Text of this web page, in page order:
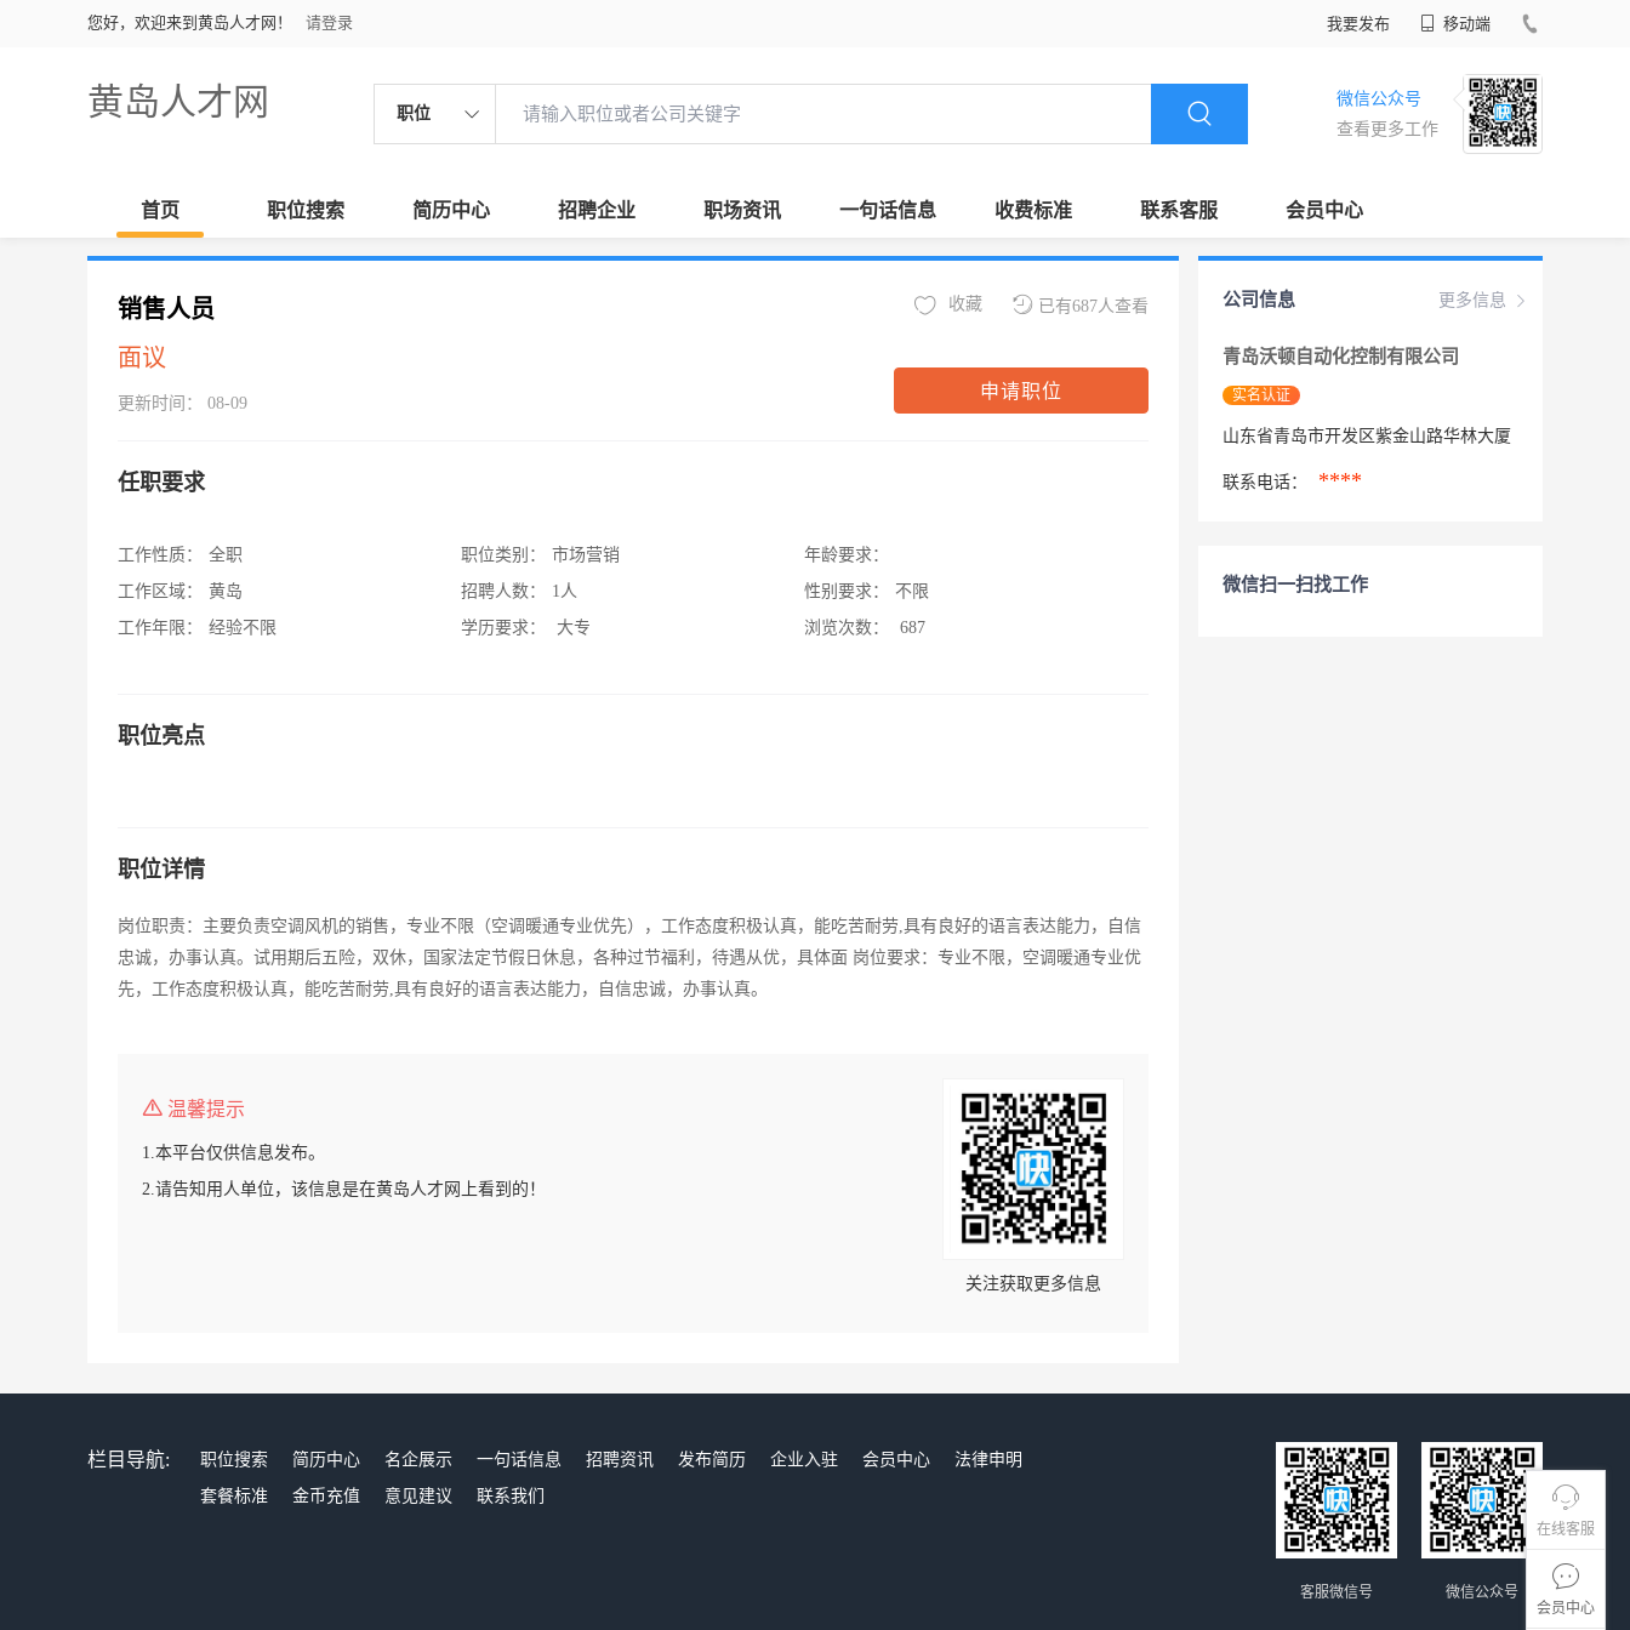
您好，欢迎来到黄岛人才网！ 请登录 我要发布 移动端
黄岛人才网 职位
微信公众号
查看更多工作
首页 职位搜索 简历中心 招聘企业 职场资讯 一句话信息 收费标准 联系客服 会员中心
在线客服
会员中心
销售人员
面议
更新时间： 08-09
已有687人查看
收藏
申请职位
任职要求
工作性质：
全职
工作区域：
黄岛
工作年限：
经验不限
职位类别：
市场营销
招聘人数：
1人
学历要求：
大专
年龄要求：
性别要求：
不限
浏览次数：
687
职位亮点
职位详情
岗位职责：主要负责空调风机的销售，专业不限（空调暖通专业优先），工作态度积极认真，能吃苦耐劳,具有良好的语言表达能力，自信
忠诚，办事认真。试用期后五险，双休，国家法定节假日休息，各种过节福利，待遇从优，具体面 岗位要求：专业不限，空调暖通专业优
先，工作态度积极认真，能吃苦耐劳,具有良好的语言表达能力，自信忠诚，办事认真。
温馨提示
1.本平台仅供信息发布。
2.请告知用人单位，该信息是在黄岛人才网上看到的！
关注获取更多信息
更多信息
公司信息
青岛沃顿自动化控制有限公司
实名认证
山东省青岛市开发区紫金山路华林大厦
联系电话： ****
微信扫一扫找工作
栏目导航: 职位搜索 简历中心 名企展示 一句话信息 招聘资讯 发布简历 企业入驻 会员中心
法律申明
套餐标准
金币充值 意见建议 联系我们
微信公众号
客服微信号